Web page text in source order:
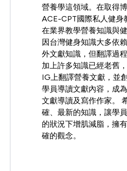
營養學這領域。在取得
ACE-CPT國際私人健身
在業界教學營養知識與
因台灣健身知識大多依
外文獻知識，但翻譯過
加上許多知識已經老舊
IG上翻譯營養文獻，並
學員導讀文獻內容，成
文獻導讀及寫作作家。
確、最新的知識，讓學
的狀況下增肌減脂，擁
確的觀念。